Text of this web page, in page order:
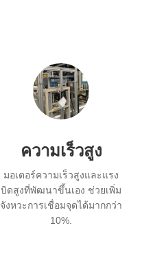
ความเร็วสูง
มอเตอร์ความเร็วสูงและแรง
บิดสูงที่พัฒนาขึ้นเอง ช่วยเพิ่ม
จังหวะการเชื่อมจุดได้มากกว่า
10%.